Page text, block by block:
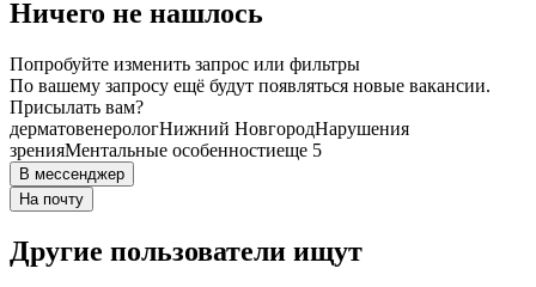
Ничего не нашлось
Попробуйте изменить запрос или фильтры
По вашему запросу ещё будут появляться новые вакансии.
Присылать вам?
дерматовенерологНижний НовгородНарушения
зренияМентальные особенностиеще 5
В мессенджер
На почту
Другие пользователи ищут